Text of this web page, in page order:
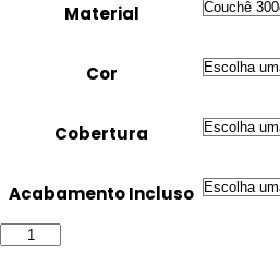
Material
Cor
Cobertura
Acabamento Incluso
CUBO